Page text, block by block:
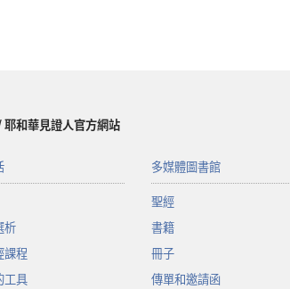
耶和華見證人官方網站
析
課程
工具
多媒體圖書館
聖經
書籍
冊子
傳單和邀請函